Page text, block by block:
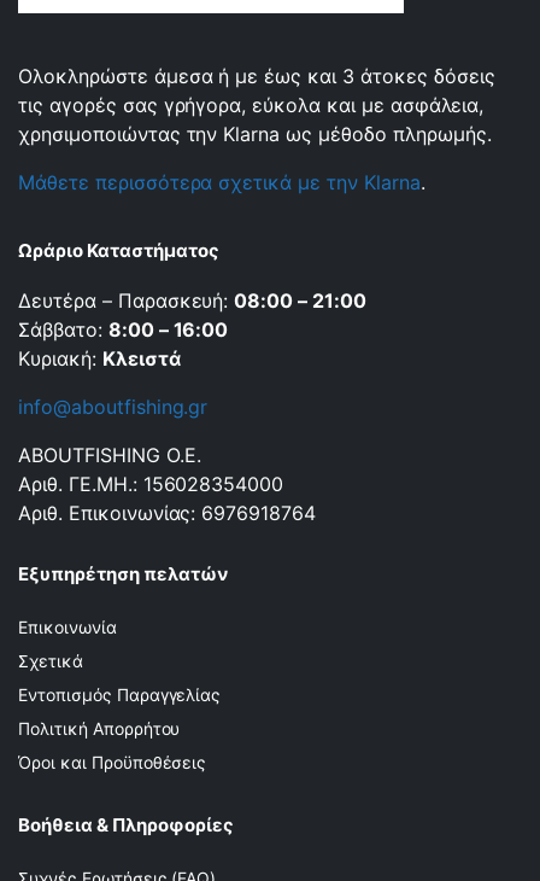
Ολοκληρώστε άμεσα ή με έως και 3 άτοκες δόσεις
τις αγορές σας γρήγορα, εύκολα και με ασφάλεια,
χρησιμοποιώντας την Klarna ως μέθοδο πληρωμής.
Μάθετε περισσότερα σχετικά με την Klarna.
Ωράριο Καταστήματος
Δευτέρα – Παρασκευή:08:00 – 21:00
Σάββατο: 8:00 – 16:00
Κυριακή: Κλειστά
info@aboutfishing.gr
ABOUTFISHING Ο.Ε.
Αριθ. ΓΕ.ΜΗ.: 156028354000
Αριθ. Επικοινωνίας: 6976918764
Εξυπηρέτηση πελατών
Επικοινωνία
Σχετικά
Εντοπισμός Παραγγελίας
Πολιτική Απορρήτου
Όροι και Προϋποθέσεις
Βοήθεια & Πληροφορίες